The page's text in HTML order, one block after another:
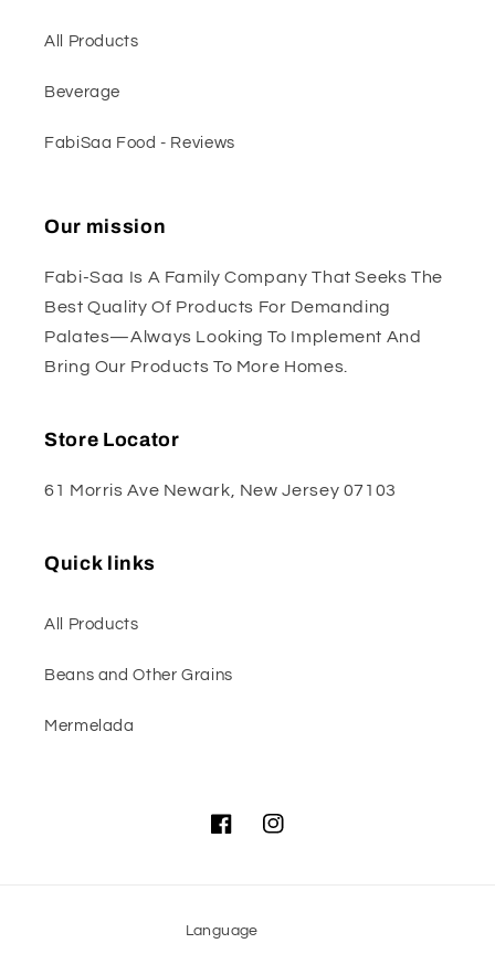
All Products
Beverage
FabiSaa Food - Reviews
Our mission
Fabi-Saa Is A Family Company That Seeks The
Best Quality Of Products For Demanding
Palates—Always Looking To Implement And
Bring Our Products To More Homes.
Store Locator
61 Morris Ave Newark, New Jersey 07103
Quick links
All Products
Beans and Other Grains
Mermelada
FacebookInstagram
Language